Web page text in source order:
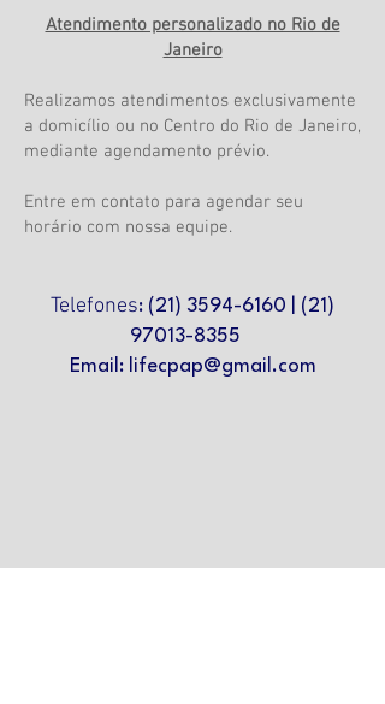
Atendimento personalizado no Rio de
Janeiro
Realizamos atendimentos exclusivamente
a domicílio ou no Centro do Rio de Janeiro,
mediante agendamento prévio.
Entre em contato para agendar seu
horário com nossa equipe.
Telefones: (21) 3594-6160
(21)
97013-8355
Email: lifecpap@gmail.com